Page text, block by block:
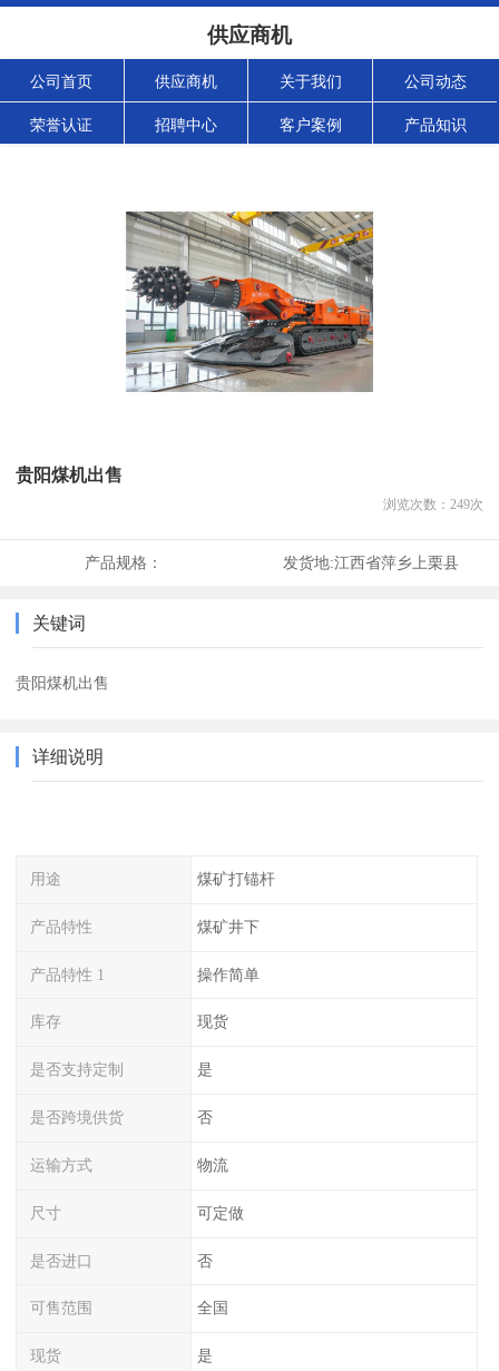
供应商机
公司首页 供应商机 关于我们 公司动态
荣誉认证 招聘中心 客户案例 产品知识
贵阳煤机出售
浏览次数： 249次
产品规格： 发货地:江西省萍乡上栗县
关键词
贵阳煤机出售
详细说明
用途 煤矿打锚杆
产品特性 煤矿井下
产品特性 1 操作简单
库存 现货
是否支持定制 是
是否跨境供货 否
运输方式 物流
尺寸 可定做
是否进口 否
可售范围 全国
现货 是